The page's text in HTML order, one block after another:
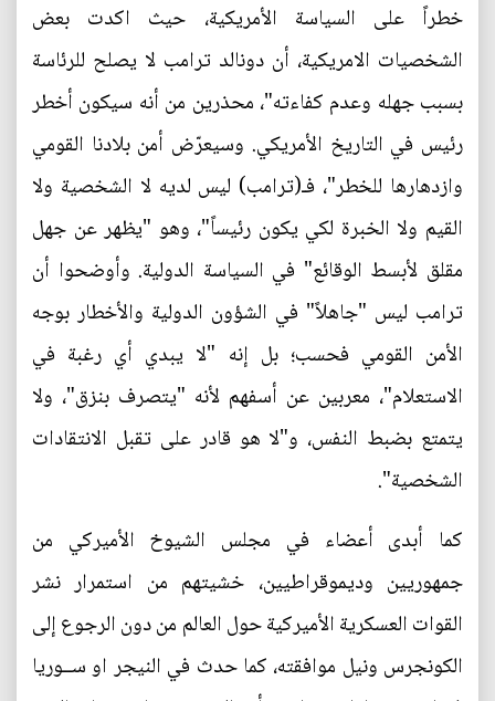
خطراً على السياسة الأمريكية، حيث اكدت بعض
الشخصيات الامريكية، أن دونالد ترامب لا يصلح للرئاسة
بسبب جهله وعدم كفاءته"، محذرين من أنه سيكون أخطر
رئيس في التاريخ الأمريكي. وسيعرّض أمن بلادنا القومي
وازدهارها للخطر"، فـ(ترامب) ليس لديه لا الشخصية ولا
القيم ولا الخبرة لكي يكون رئيساً"، وهو "يظهر عن جهل
مقلق لأبسط الوقائع" في السياسة الدولية. وأوضحوا أن
ترامب ليس "جاهلاً" في الشؤون الدولية والأخطار بوجه
الأمن القومي فحسب؛ بل إنه "لا يبدي أي رغبة في
الاستعلام"، معربين عن أسفهم لأنه "يتصرف بنزق"، ولا
يتمتع بضبط النفس، و"لا هو قادر على تقبل الانتقادات
الشخصية".
كما أبدى أعضاء في مجلس الشيوخ الأميركي من
جمهوريين وديموقراطيين، خشيتهم من استمرار نشر
القوات العسكرية الأميركية حول العالم من دون الرجوع إلى
الكونجرس ونيل موافقته، كما حدث في النيجر او ســوريا